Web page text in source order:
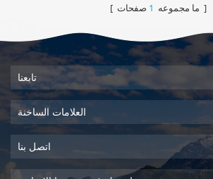
[ ما مجموعه 1 صفحات ]
تابعنا
العلامات الساخنة
اتصل بنا